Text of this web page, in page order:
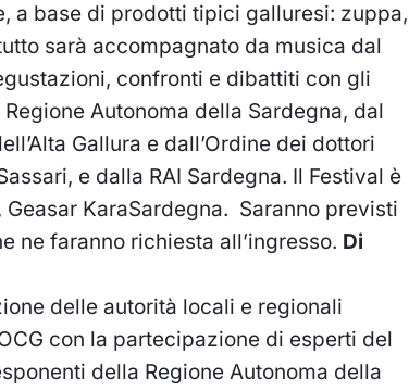
a base di prodotti tipici galluresi: zuppa,
sarà accompagnato da musica dal
confronti e dibattiti con gli
Autonoma della Sardegna, dal
Gallura e dall’Ordine dei dottori
e dalla RAI Sardegna. Il Festival è
KaraSardegna. Saranno previsti
ne faranno richiesta all’ingresso. Di
delle autorità locali e regionali
con la partecipazione di esperti del
della Regione Autonoma della